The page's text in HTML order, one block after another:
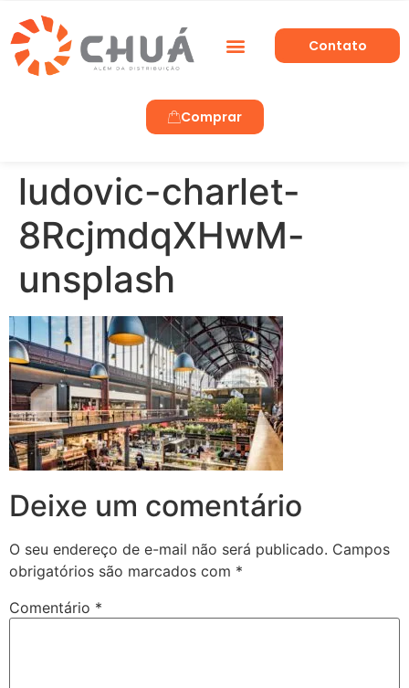
Comprar
Contato
ludovic-charlet-
8RcjmdqXHwM-
unsplash
Deixe um comentário
O seu endereço de e-mail não será publicado. Campos
obrigatórios são marcados com *
Comentário *